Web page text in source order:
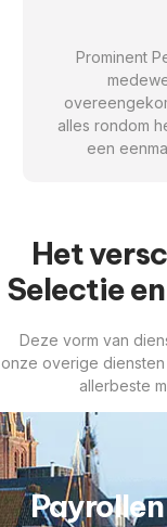
Prominent
alles rondom
een
Het
Selectie
Deze vorm van
onze overige
allerbeste
Payrollen